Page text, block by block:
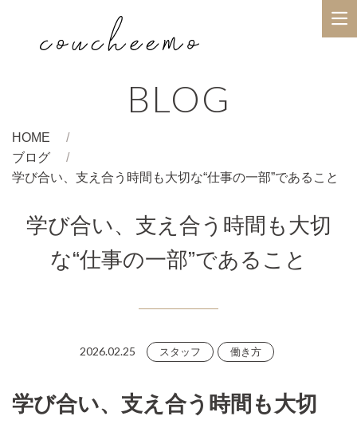
BLOG
HOME
ブログ
学び合い、支え合う時間も大切な“仕事の一部”であること
学び合い、支え合う時間も大切
な“仕事の一部”であること
2026.02.25 スタッフ 働き方
学び合い、支え合う時間も大切